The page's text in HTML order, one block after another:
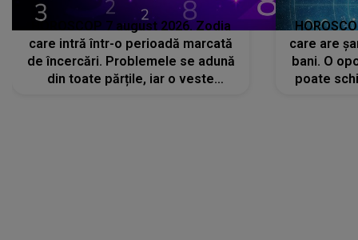
HOROSCOP 7 august 2026. Zodia
care intră într-o perioadă marcată
de încercări. Problemele se adună
din toate părțile, iar o veste
care are
bani. O
poate